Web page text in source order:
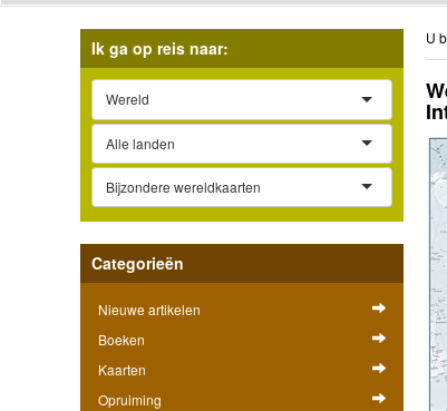
Ik ga op reis naar:
Wereld
Alle landen
Bijzondere wereldkaarten
Categorieën
Nieuwe artikelen
Boeken
Kaarten
Opruiming
U